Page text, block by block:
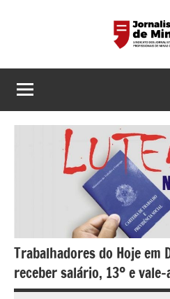
conteúdo
Sindicato
dos
Jornalistas
Profissionais
Gerais
Sindicato
dos
Profissionais
Trabalhadores do Hoje em
receber salário, 13º e